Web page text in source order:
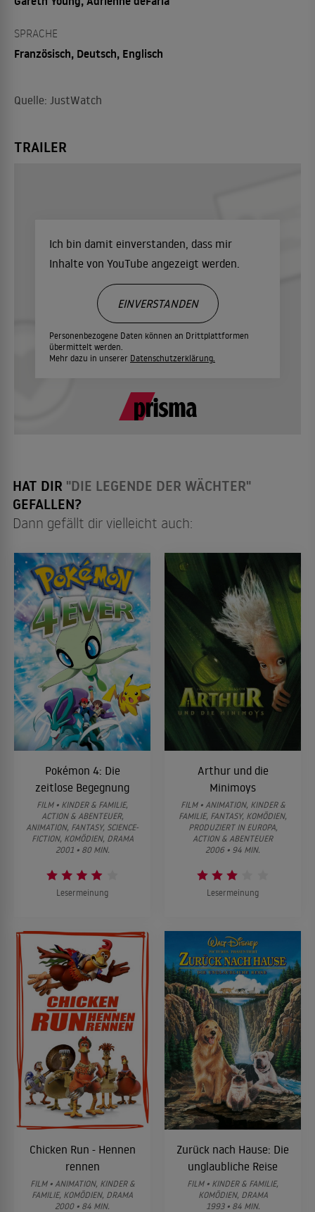
SPRACHE
Französisch, Deutsch, Englisch
Quelle: JustWatch
TRAILER
Ich bin damit einverstanden, dass mir
Inhalte von YouTube angezeigt werden.
Personenbezogene Daten können an Drittplattformen
übermittelt werden.
Mehr dazu in unserer Datenschutzerklärung.
EINVERSTANDEN
HAT DIR "DIE LEGENDE DER WÄCHTER"
GEFALLEN?
Dann gefällt dir vielleicht auch:
Pokémon 4: Die
zeitlose Begegnung
FILM • KINDER & FAMILIE,
ACTION & ABENTEUER,
ANIMATION, FANTASY, SCIENCE-
FICTION, KOMÖDIEN, DRAMA
2001 • 80 MIN.
Lesermeinung
Arthur und die
Minimoys
FILM • ANIMATION, KINDER &
FAMILIE, FANTASY, KOMÖDIEN,
PRODUZIERT IN EUROPA,
ACTION & ABENTEUER
2006 • 94 MIN.
Lesermeinung
Chicken Run - Hennen
rennen
FILM • ANIMATION, KINDER &
FAMILIE, KOMÖDIEN, DRAMA
2000 • 84 MIN.
Zurück nach Hause: Die
unglaubliche Reise
FILM • KINDER & FAMILIE,
KOMÖDIEN, DRAMA
1993 • 84 MIN.